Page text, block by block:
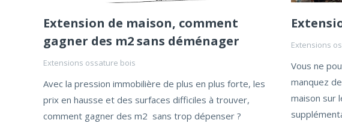
Extension de maison, comment
gagner des m2 sans déménager
Extensions ossature bois
Avec la pression immobilière de plus en plus forte, les
prix en hausse et des surfaces difficiles à trouver,
comment gagner des m2 sans trop dépenser ?
Extensions
Vous ne
manquez
maison sur